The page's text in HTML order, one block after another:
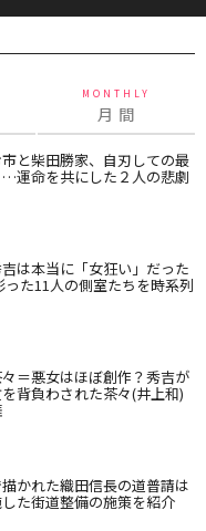
MONTHLY
月 間
市と柴田勝家、自刃しての最
運命を共にした２人の悲劇
吉は本当に「女狂い」だった
た11人の側室たちを時系列
々＝悪女はほぼ創作？秀吉が
背負わされた茶々(井上和)
描かれた織田信長の道普請は
た街道整備の施策を紹介